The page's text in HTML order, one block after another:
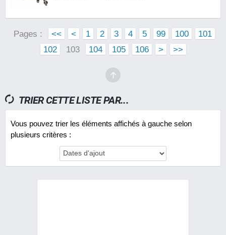
Pages : << < 1 2 3 4 5 99 100
101
102
103 104 105 106 > >>
TRIER CETTE LISTE PAR...
Vous pouvez trier les éléments affichés à gauche selon
plusieurs critères :